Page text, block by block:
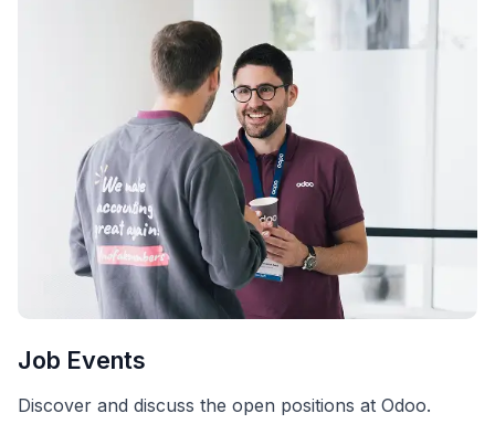
Job Events
Discover and discuss the open positions at Odoo.